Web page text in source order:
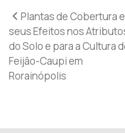
Navegação
de
Post
Plantas de Cobertura e
seus Efeitos nos
do Solo e para a Cultura
Feijão-Caupi em
Rorainópolis